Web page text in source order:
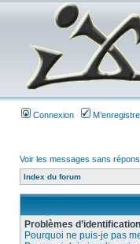
Connexion
Voir les messages sans
Index du forum
Problèmes
Pourquoi ne puis-je pas